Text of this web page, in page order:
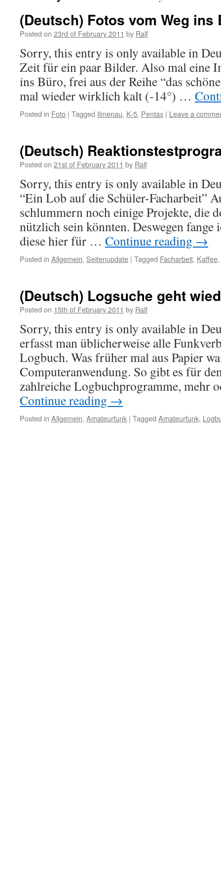
(Deutsch) Fotos vom Weg ins
Posted on 23rd of February 2011 by Ralf
Sorry, this entry is only available in
Zeit für ein paar Bilder. Also mal eine
ins Büro, frei aus der Reihe “das
mal wieder wirklich kalt (-14°) …
Posted in Foto | Tagged Ilmenau, K-5, Pentax | Leave a
(Deutsch)
Posted on 21st of February 2011 by Ralf
Sorry, this entry is only available in
“Ein Lob auf die Schüler-Facharbeit”
schlummern noch einige Projekte, die
nützlich sein könnten. Deswegen fange
diese hier für … Continue reading →
Posted in Allgemein, Seitenupdate | Tagged Facharbeit, Kaffee,
(Deutsch) Logsuche geht
Posted on 15th of February 2011 by Ralf
Sorry, this entry is only available in
erfasst man üblicherweise alle
Logbuch. Was früher mal aus Papier
Computeranwendung. So gibt es für
zahlreiche Logbuchprogramme, mehr
Continue reading →
Posted in Allgemein, Amateurfunk | Tagged Amateurfunk,